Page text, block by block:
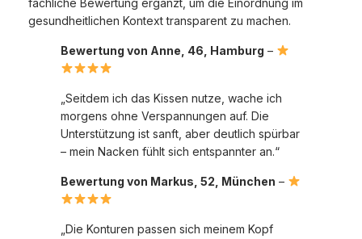
fachliche Bewertung ergänzt, um die Einordnung im
gesundheitlichen Kontext transparent zu machen.
Bewertung von Anne, 46, Hamburg –
„Seitdem ich das Kissen nutze, wache ich
morgens ohne Verspannungen auf. Die
Unterstützung ist sanft, aber deutlich spürbar
– mein Nacken fühlt sich entspannter an.“
Bewertung von Markus, 52, München –
„Die Konturen passen sich meinem Kopf